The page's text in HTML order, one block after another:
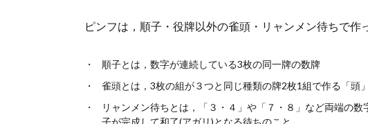
ピンフは，順子・役牌以外の雀頭・リャンメン待ちで作
順子とは，数字が連続している3枚の同一牌の数牌
雀頭とは，3枚の組が３つと同じ種類の牌2枚1組で作る「頭
リャンメン待ちとは，「３・４」や「７・８」など両端の
子が完成して和了(アガリ)となる待ちのこと